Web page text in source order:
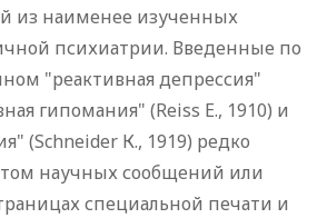
из наименее изученных
психиатрии. Введенные по
"реактивная депрессия"
гипомания" (Reiss Е., 1910) и
(Schneider К., 1919) редко
научных сообщений или
специальной печати и